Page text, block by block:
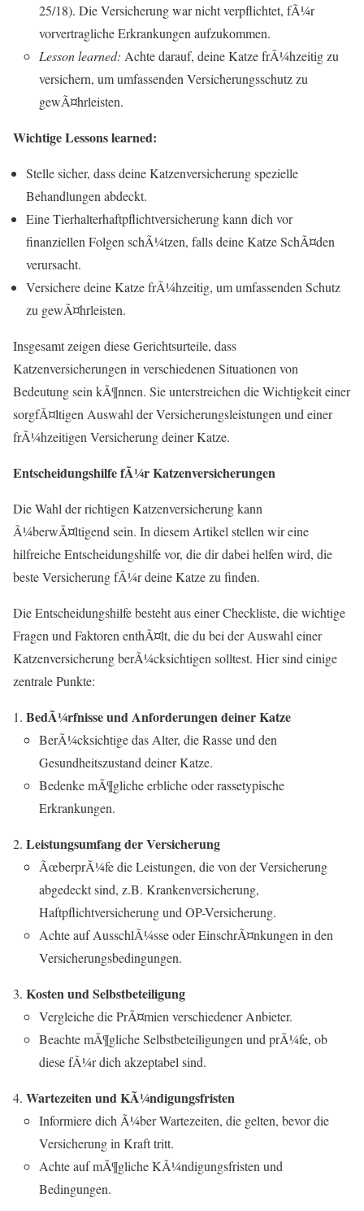
25/18). Die Versicherung war nicht verpflichtet, fÃ¼r
vorvertragliche Erkrankungen aufzukommen.
Lesson learned: Achte darauf, deine Katze frÃ¼hzeitig zu
versichern, um umfassenden Versicherungsschutz zu
gewÃ¤hrleisten.
Wichtige Lessons learned:
Stelle sicher, dass deine Katzenversicherung spezielle
Behandlungen abdeckt.
Eine Tierhalterhaftpflichtversicherung kann dich vor
finanziellen Folgen schÃ¼tzen, falls deine Katze SchÃ¤den
verursacht.
Versichere deine Katze frÃ¼hzeitig, um umfassenden Schutz
zu gewÃ¤hrleisten.
Insgesamt zeigen diese Gerichtsurteile, dass
Katzenversicherungen in verschiedenen Situationen von
Bedeutung sein kÃ¶nnen. Sie unterstreichen die Wichtigkeit einer
sorgfÃ¤ltigen Auswahl der Versicherungsleistungen und einer
frÃ¼hzeitigen Versicherung deiner Katze.
Entscheidungshilfe fÃ¼r Katzenversicherungen
Die Wahl der richtigen Katzenversicherung kann
Ã¼berwÃ¤ltigend sein. In diesem Artikel stellen wir eine
hilfreiche Entscheidungshilfe vor, die dir dabei helfen wird, die
beste Versicherung fÃ¼r deine Katze zu finden.
Die Entscheidungshilfe besteht aus einer Checkliste, die wichtige
Fragen und Faktoren enthÃ¤lt, die du bei der Auswahl einer
Katzenversicherung berÃ¼cksichtigen solltest. Hier sind einige
zentrale Punkte:
BedÃ¼rfnisse und Anforderungen deiner Katze
BerÃ¼cksichtige das Alter, die Rasse und den
Gesundheitszustand deiner Katze.
Bedenke mÃ¶gliche erbliche oder rassetypische
Erkrankungen.
Leistungsumfang der Versicherung
ÃœberprÃ¼fe die Leistungen, die von der Versicherung
abgedeckt sind, z.B. Krankenversicherung,
Haftpflichtversicherung und OP-Versicherung.
Achte auf AusschlÃ¼sse oder EinschrÃ¤nkungen in den
Versicherungsbedingungen.
Kosten und Selbstbeteiligung
Vergleiche die PrÃ¤mien verschiedener Anbieter.
Beachte mÃ¶gliche Selbstbeteiligungen und prÃ¼fe, ob
diese fÃ¼r dich akzeptabel sind.
Wartezeiten und KÃ¼ndigungsfristen
Informiere dich Ã¼ber Wartezeiten, die gelten, bevor die
Versicherung in Kraft tritt.
Achte auf mÃ¶gliche KÃ¼ndigungsfristen und
Bedingungen.